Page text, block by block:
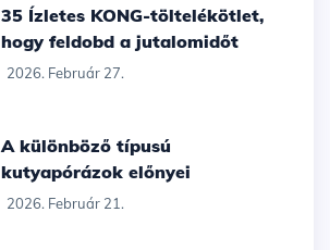
35 Ízletes KONG-töltelékötlet,
hogy feldobd a jutalomidőt
2026. Február 27.
A különböző típusú
kutyapórázok előnyei
2026. Február 21.